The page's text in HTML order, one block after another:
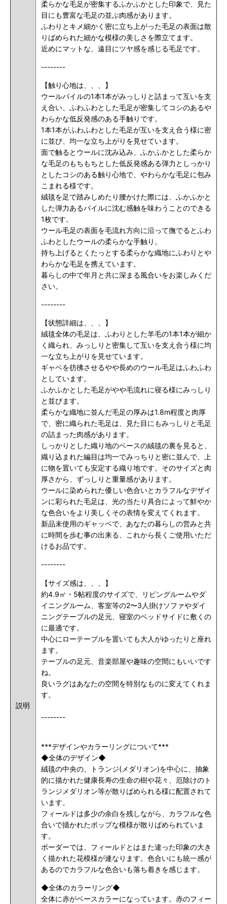
説明
柔らかな毛足が密集するふかふかとした印象で、見た
目にも豊富な毛足の並ぶ肉感があります。
ふわりとキメ細かく密に立ち上がった毛足の表面は散
りばめられた細かな模様の美しさを際立てます。
近めにマットな、遠目にツヤ感を感じる毛足です。
--------
【触り心地は、、、】
ウールパイルの1本1本がみっしりと詰まって互いを支
え合い、ふわふわとした毛足が密集してコシのあるや
わらかな低反発感のある手触りです。
1本1本がふわふわとした毛足が互いを支え合う様に密
に並び、均一な立ち上がりを見せています。
面で触るとウールに沈み込み、ふかふかとした柔らか
な毛足のもちもちとした低反発感ある弾力としっかり
としたコシのある触り心地で、やわらかな毛足に包み
こまれる様です。
絨毯を足で踏みしめたり腰かけた際には、ふかふかと
した弾力あるパイルに沈む感触を味わうことのできる
1枚です。
ウール毛足の表面を毛流れ方向に沿って撫でるとふわ
ふわとしたウールの柔らかな手触り。
持ち上げるとくたっとする柔らかな織地にふわりとや
わらかな毛足を携えています。
暮らしの中で年月と共に深まる風合いをお楽しみくだ
さい。
--------
【状態詳細は、、、】
絨毯全体の毛足は、ふわりとした羊毛の1本1本が細か
く織られ、みっしりと密集して互いを支え合う様に均
一な立ち上がりを見せています。
ギャベを彷彿させるやや長めのウール毛足はふわふわ
としています。
ふかふかとした毛足がやや毛流れに寝る様にみっしり
と並びます。
柔らかな織地に並んだ毛足の厚みは1.8m程度と肉厚
で、密に織られた毛足は、見た目にもみっしりと毛足
の詰まった肉感があります。
しっかりとした織り地のベースの絨毯の裏を見ると、
織り込まれた編目は均一でみっちりと密に並んで、上
に物を置いても安定する織り地です。そのサイズと肉
厚さから、ずっしりと重量感があります。
ウールに染められた優しい色合いとカラフルなデザイ
ンに彩られた毛足は、光の当たり具合によって鮮やか
な色合いをより美しくその表情を変えてくれます。
新品未使用のギャッベで、あなたの暮らしの営みと共
に時間を歩む事の出来る、これから長くご使用いただ
けるお品です。
--------
【サイズ感は、、、】
約4.9㎡・5帖程度のサイズで、リビングルームやダ
イニングルーム、客室等の2〜3人掛けソファやダイ
ニングテーブルの足元、寝室のベッドサイドに敷くの
に最適です。
中心にローテーブルを置いても大人がゆったりと座れ
ます。
テーブルの足元、音楽部屋や趣味の空間にもいいです
ね。
良いラグはあなたの空間を特別なものに変えてくれま
す。
--------
***デザインやカラーリングについて***
◆全体のデザイン◆
絨毯の中央の、トランジ(メダリオン)を中心に、抽象
的に描かれた健康長寿の生命の樹や花々、厄除けのト
ランジメダリオン等が散りばめられる様に配置されて
います。
フィールドは多少の余白を残しながら、カラフルな色
合いで描かれたポップな模様が散りばめられていま
す。
ボーダーでは、フィールドとはまた違った印象の大き
く描かれた花模様が連なります。色合いにも統一感が
あるのでカラフルな色合いも落ち着きを感じます。
◆全体のカラーリング◆
全体に赤がベースカラーになっています。 赤のフィー